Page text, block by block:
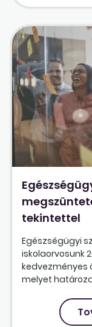
tekintettel
Egészségügyi
iskolaorvosunk
kedvezményes
melyet